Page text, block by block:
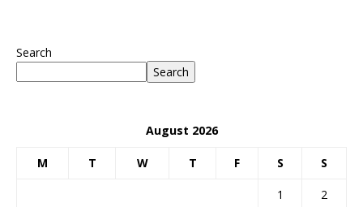
Search
Search
August 2026
M T W T F S S
1
2